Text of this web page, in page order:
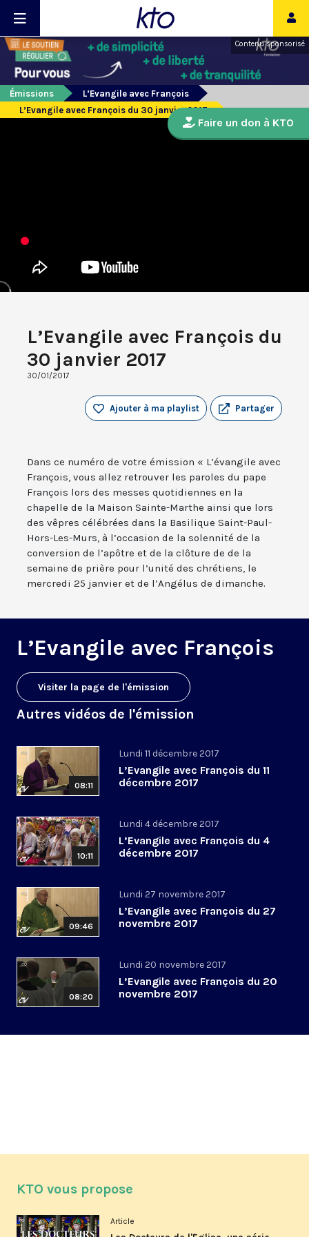
Contenu sponsorisé
Émissions
L’Evangile avec François
L’Evangile avec François du 30 janvier 2017
L’Evangile avec François du
30 janvier 2017
30/01/2017
Partager
Ajouter à ma playlist
Dans ce numéro de votre émission « L’évangile avec
François, vous allez retrouver les paroles du pape
François lors des messes quotidiennes en la
chapelle de la Maison Sainte-Marthe ainsi que lors
des vêpres célébrées dans la Basilique Saint-Paul-
Hors-Les-Murs, à l’occasion de la solennité de la
conversion de l’apôtre et de la clôture de de la
semaine de prière pour l’unité des chrétiens, le
mercredi 25 janvier et de l’Angélus de dimanche.
L’Evangile avec François
Visiter la page de l'émission
Autres vidéos de l'émission
08:11
Lundi 11 décembre 2017
L’Evangile avec François du 11
décembre 2017
10:11
Lundi 4 décembre 2017
L’Evangile avec François du 4
décembre 2017
09:46
Lundi 27 novembre 2017
L’Evangile avec François du 27
novembre 2017
08:20
Lundi 20 novembre 2017
L’Evangile avec François du 20
novembre 2017
Faire un don à KTO
KTO vous propose
Article